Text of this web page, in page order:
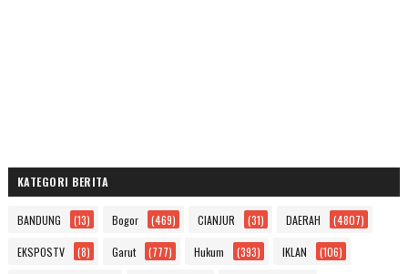
KATEGORI BERITA
BANDUNG (13) Bogor (469) CIANJUR (31) DAERAH (4807)
EKSPOSTV (8) Garut (777) Hukum (393) IKLAN (106)